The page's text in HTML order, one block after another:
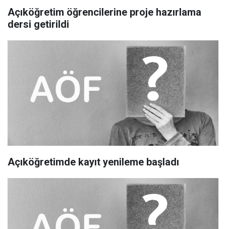
Açıköğretim öğrencilerine proje hazırlama
dersi getirildi
Açıköğretimde kayıt yenileme başladı